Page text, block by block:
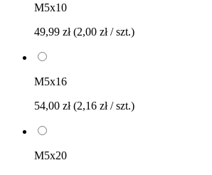
M5x10
49,99 zł(2,00 zł / szt.)
M5x16
54,00 zł(2,16 zł / szt.)
M5x20